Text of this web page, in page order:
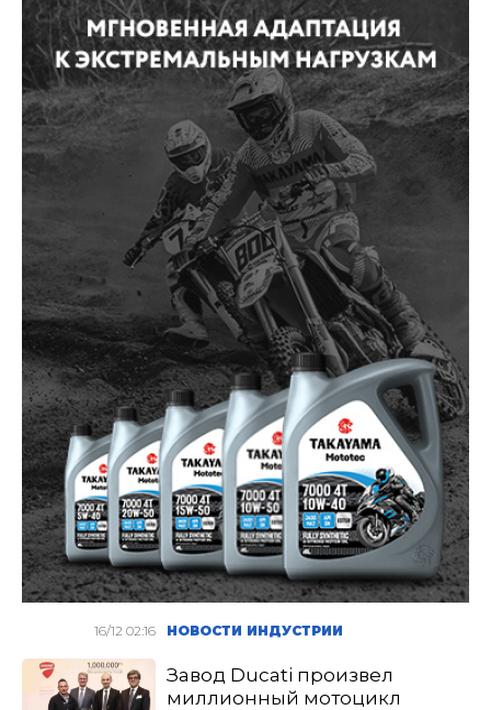
16/12 02:16 НОВОСТИ ИНДУСТРИИ
Завод Ducati произвел
миллионный мотоцикл